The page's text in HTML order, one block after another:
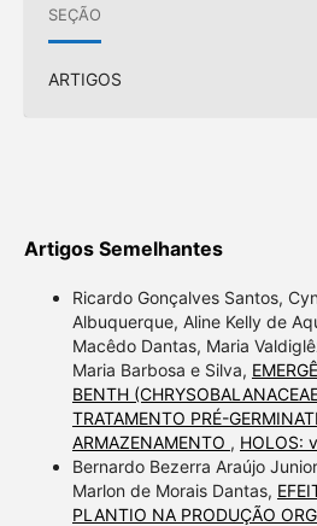
SEÇÃO
ARTIGOS
Artigos Semelhantes
Ricardo Gonçalves Santos,
Albuquerque, Aline Kelly de
Macêdo Dantas, Maria
Maria Barbosa e Silva,
BENTH
TRATAMENTO PRÉ-
ARMAZENAMENTO , HOLOS:
Bernardo Bezerra Araújo
Marlon de Morais Dantas,
PLANTIO NA PRODUÇÃO